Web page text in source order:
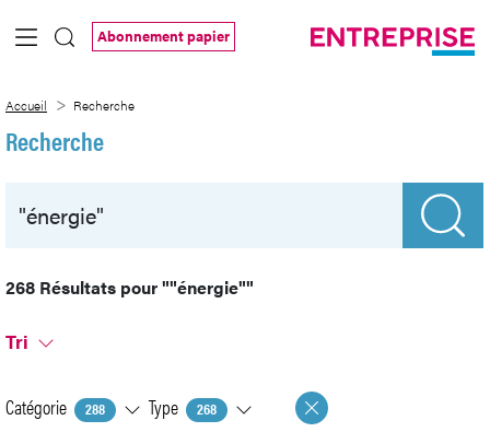
Saut au contenu principal
Abonnement papier
Accueil Recherche
Recherche
268 Résultats pour""énergie""
Tri
Catégorie 288 Type 268